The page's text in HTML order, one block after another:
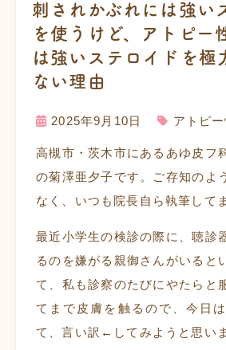
刺されかぶれには強い
を使うけど、アトピー
は強いステロイドを極
ない理由
2025年9月10日 アトピ
高槻市・茨木市にあるあゆ皮フ
の菊澤亜夕子です。ご存知のよ
なく、いつも院長自ら執筆して
最近小学生の検診の際に、聴診
るのを嫌がる親御さんがいると
て、私も診察のたびにやたらと
てまで皮膚を触るので、今日
て、言い訳←してみようと思いま